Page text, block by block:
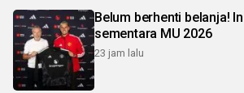
Belum berhenti belanja!
sementara MU 2026
23 jam lalu